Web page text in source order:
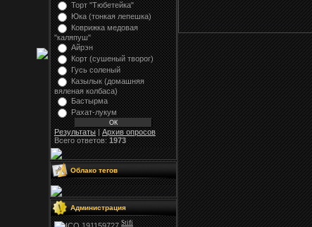
Торт "Тюбетейка"
Юка (тонкая лепешка)
Коврижка медовая
"каляпуш"
Айрэн
Корт (сушеный творог)
Гусь соленый
Казылык (домашняя
вяленая колбаса)
Бастырма
Рахат-лукум
Результаты|Архив опросов
Всего ответов:1973
Облако тегов
Администрация
Stifi